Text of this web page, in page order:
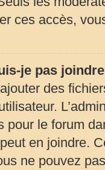
ces accès,
je pas
des
pour le forum
en joindre.
ne pouvez